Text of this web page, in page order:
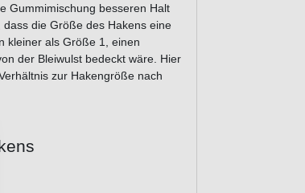
Gummimischung besseren Halt
die Größe des Hakens eine
kleiner als Größe 1, einen
der Bleiwulst bedeckt wäre. Hier
zur Hakengröße nach